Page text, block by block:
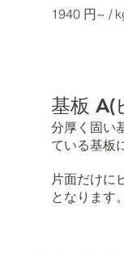
1940 円~ /
基板 A(
分厚く固い
ている基板
片面だけに
となります。